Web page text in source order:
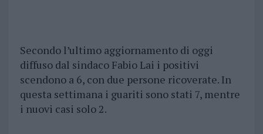
Secondo l’ultimo aggiornamento di oggi
diffuso dal sindaco Fabio Lai i positivi
scendono a 6, con due persone ricoverate. In
questa settimana i guariti sono stati 7, mentre
i nuovi casi solo 2.